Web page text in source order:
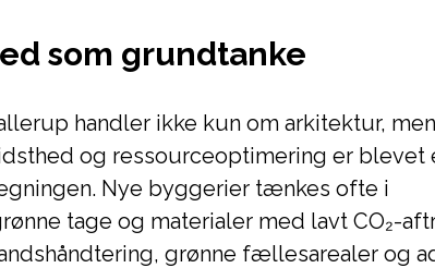
som grundtanke
handler ikke kun om arkitektur,
og ressourceoptimering er blevet
Nye byggerier tænkes ofte i
tage og materialer med lavt CO₂-
grønne fællesarealer og